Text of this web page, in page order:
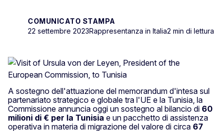
COMUNICATO STAMPA
22 settembre 2023Rappresentanza in Italia2 min di lettura
A sostegno dell'attuazione del memorandum d'intesa sul
partenariato strategico e globale tra l'UE e la Tunisia, la
Commissione annuncia oggi un sostegno al bilancio di 60
milioni di € per la Tunisia e un pacchetto di assistenza
operativa in materia di migrazione del valore di circa 67